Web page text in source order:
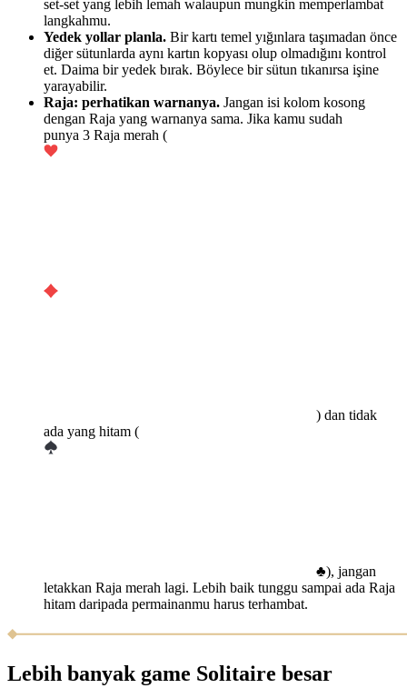
set-set yang lebih lemah walaupun mungkin memperlambat
langkahmu.
Yedek yollar planla. Bir kartı temel yığınlara taşımadan önce
diğer sütunlarda aynı kartın kopyası olup olmadığını kontrol
et. Daima bir yedek bırak. Böylece bir sütun tıkanırsa işine
yarayabilir.
Raja: perhatikan warnanya. Jangan isi kolom kosong
dengan Raja yang warnanya sama. Jika kamu sudah
punya 3 Raja merah (
) dan tidak
ada yang hitam (
♣), jangan
letakkan Raja merah lagi. Lebih baik tunggu sampai ada Raja
hitam daripada permainanmu harus terhambat.
Lebih banyak game Solitaire besar